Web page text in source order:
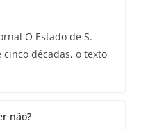
O Estado de S.
décadas, o texto
não?